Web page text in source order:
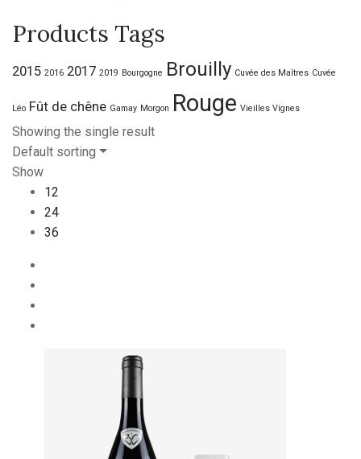
Products Tags
2015 2016 2017 2019 Bourgogne Brouilly Cuvée des Maîtres Cuvée
Léo Fût de chêne Gamay Morgon Rouge Vieilles Vignes
Showing the single result
Default sorting
Show
12
24
36